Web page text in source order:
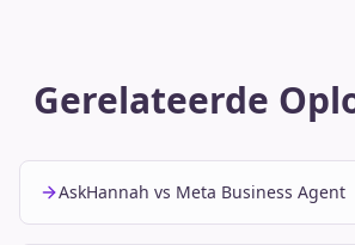
Gerelateerde
AskHannah vs Meta Business Agent